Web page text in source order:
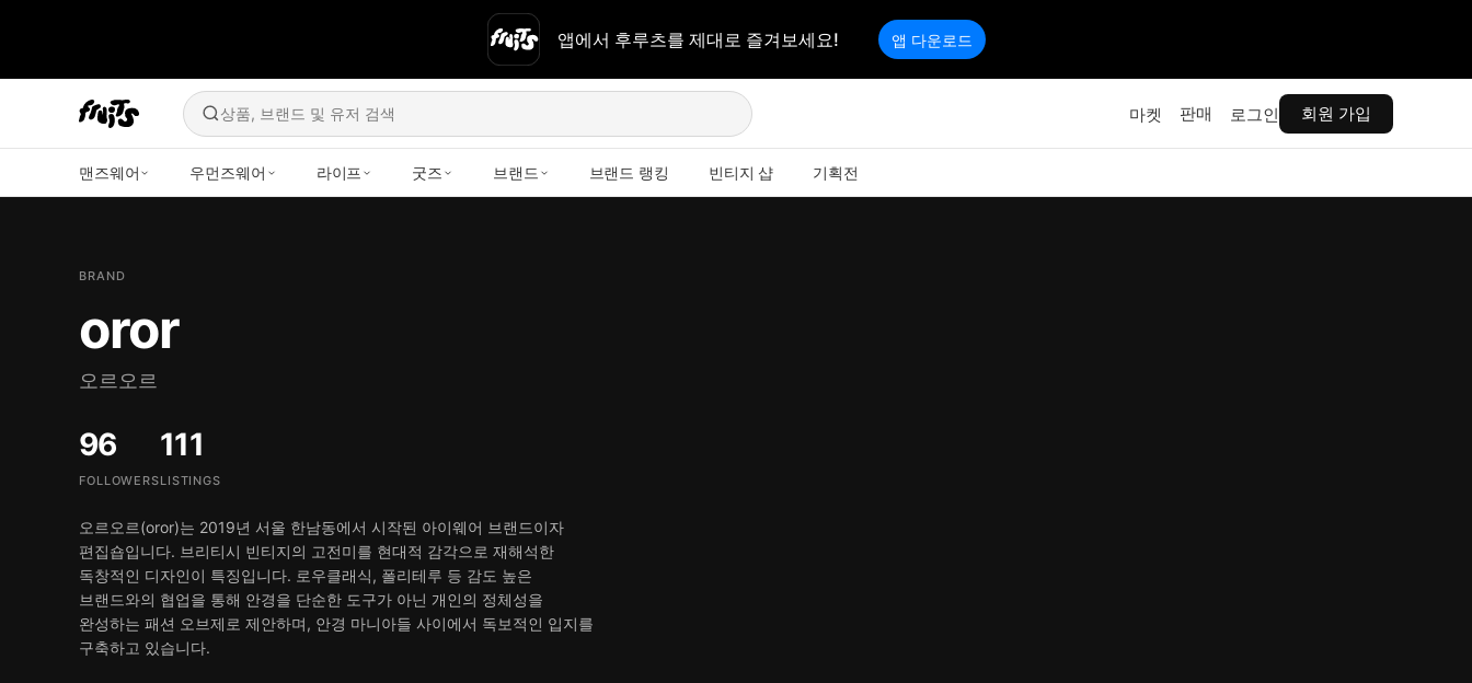
앱에서 후루츠를 제대로 즐겨보세요! 앱 다운로드
상품, 브랜드 및 유저 검색 마켓 판매 로그인 회원 가입
맨즈웨어 우먼즈웨어 라이프 굿즈 브랜드 브랜드 랭킹 빈티지 샵 기획전
BRAND
oror
오르오르
96
FOLLOWERS
111
LISTINGS
오르오르(oror)는 2019년 서울 한남동에서 시작된 아이웨어 브랜드이자
편집숍입니다. 브리티시 빈티지의 고전미를 현대적 감각으로 재해석한
독창적인 디자인이 특징입니다. 로우클래식, 폴리테루 등 감도 높은
브랜드와의 협업을 통해 안경을 단순한 도구가 아닌 개인의 정체성을
완성하는 패션 오브제로 제안하며, 안경 마니아들 사이에서 독보적인 입지를
구축하고 있습니다.